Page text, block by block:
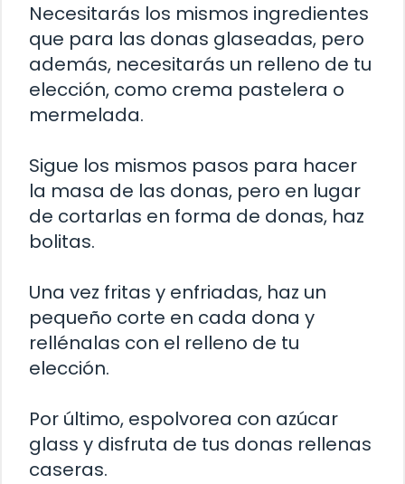
Necesitarás los mismos ingredientes
que para las donas glaseadas, pero
además, necesitarás un relleno de tu
elección, como crema pastelera o
mermelada.
Sigue los mismos pasos para hacer
la masa de las donas, pero en lugar
de cortarlas en forma de donas, haz
bolitas.
Una vez fritas y enfriadas, haz un
pequeño corte en cada dona y
rellénalas con el relleno de tu
elección.
Por último, espolvorea con azúcar
glass y disfruta de tus donas rellenas
caseras.